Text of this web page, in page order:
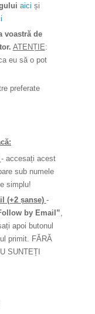
aici și
voastră de
ATENȚIE:
eu să o pot
preferate
- accesați acest
sub numele
simplu!
(+2 șanse) -
by Email”,
apoi butonul
primit. FĂRĂ
SUNTEȚI